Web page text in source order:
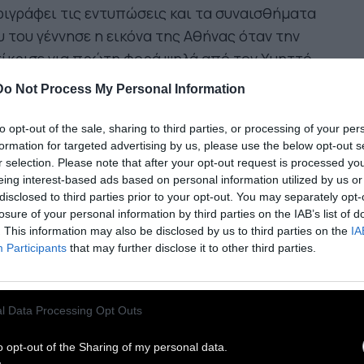
Not Process My Personal Information
opt-out of the sale, sharing to third parties, or processing of your
for targeted advertising by us, please use the below opt-out
selection. Please note that after your opt-out request is processed
interest-based ads based on personal information utilized by us
to third parties prior to your opt-out. You may separately
of your personal information by third parties on the IAB’s list of
This information may also be disclosed by us to third parties on the
Participants that may further disclose it to other third parties.
Data Processing Opt Outs
opt-out of the Sharing of my personal data.
τις εντυπώσεις και τα συναισθήματα
του γέννησε η εικόνα της Αθήνας όταν την
για πρώτη φορά ψηλά από τον Yμηττό.
μέρες αργότερα στεκόμουν στον
και Πειραιά, πόλεις και προάστια, σπίτια
σαν εκατομμύρια ζάρια πάνω στην αττική
Στο νότο απλωνόταν το καθαρό γαλανό
θάλασσας στο τέλος του καλοκαιριού, χλωμά
στο χρώμα της ελαφρόπετρας, και πέρα από
τα γαλήνια βουνά της Πελοποννήσου πάνω
γης και νερού.
λιγότερο χρησιμοποιημένα, όμως